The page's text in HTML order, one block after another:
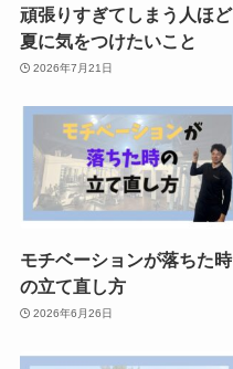
頑張りすぎてしまう人ほど
夏に気をつけたいこと
2026年7月21日
モチベーションが落ちた時
の立て直し方
2026年6月26日